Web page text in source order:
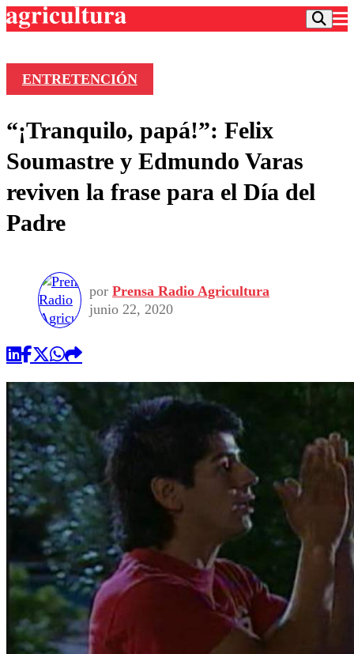
Frecuencias
Agricultura TV
Deportes
Colo Colo
Torneo Internacional
Torneo Nacional
Universidad Católica
Entretención
Nacional
Política
Programas
Comercial
ENTRETENCIÓN
“¡Tranquilo, papá!”: Felix
Soumastre y Edmundo Varas
reviven la frase para el Día del
Padre
por Prensa Radio Agricultura
junio 22, 2020